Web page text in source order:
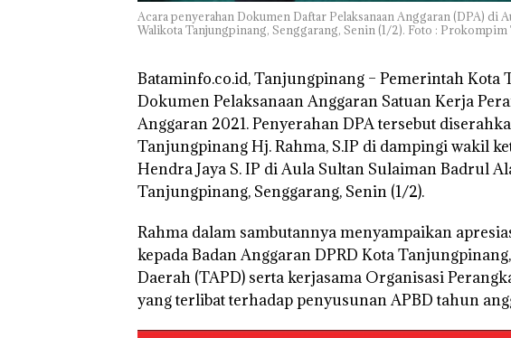
Acara penyerahan Dokumen Daftar Pelaksanaan Anggaran (DPA) di
Walikota Tanjungpinang, Senggarang, Senin (1/2). Foto : Prokompim
Bataminfo.co.id, Tanjungpinang – Pemerintah Kota
Dokumen Pelaksanaan Anggaran Satuan Kerja
Anggaran 2021. Penyerahan DPA tersebut
Tanjungpinang Hj. Rahma, S.IP di dampingi wakil
Hendra Jaya S. IP di Aula Sultan Sulaiman Badrul
Tanjungpinang, Senggarang, Senin (1/2).
Rahma dalam sambutannya menyampaikan
kepada Badan Anggaran DPRD Kota
Daerah (TAPD) serta kerjasama Organisasi
yang terlibat terhadap penyusunan APBD tahun